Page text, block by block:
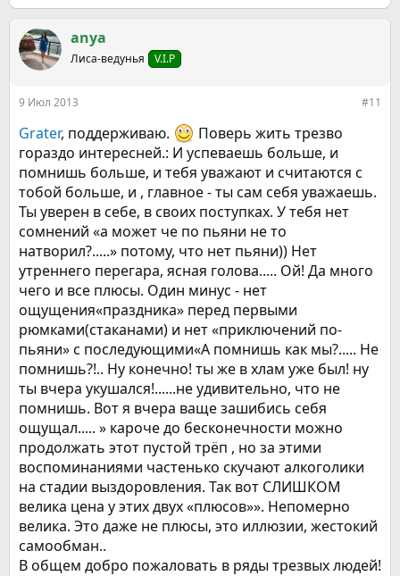
anya
Лиса-ведунья V.I.P
9 Июл 2013 #11
Grater, поддерживаю.
Поверь жить трезво
гораздо интересней.: И успеваешь больше, и
помнишь больше, и тебя уважают и считаются с
тобой больше, и , главное - ты сам себя уважаешь.
Ты уверен в себе, в своих поступках. У тебя нет
сомнений «а может че по пьяни не то
натворил?.....» потому, что нет пьяни)) Нет
утреннего перегара, ясная голова..... Ой! Да много
чего и все плюсы. Один минус - нет
ощущения«праздника» перед первыми
рюмками(стаканами) и нет «приключений по-
пьяни» с последующими«А помнишь как мы?..... Не
помнишь?!.. Ну конечно! ты же в хлам уже был! ну
ты вчера укушался!......не удивительно, что не
помнишь. Вот я вчера ваще зашибись себя
ощущал..... » кароче до бесконечности можно
продолжать этот пустой трёп , но за этими
воспоминаниями частенько скучают алкоголики
на стадии выздоровления. Так вот СЛИШКОМ
велика цена у этих двух «плюсов»». Непомерно
велика. Это даже не плюсы, это иллюзии, жестокий
самообман..
В общем добро пожаловать в ряды трезвых людей!